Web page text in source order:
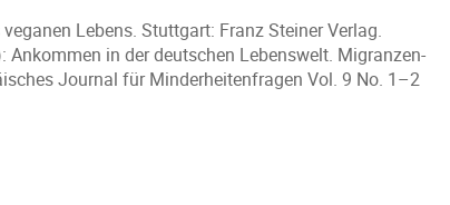
Lebens. Stuttgart: Franz Steiner Verlag.
in der deutschen Lebenswelt. Migranzen-
Journal für Minderheitenfragen Vol. 9 No. 1–2